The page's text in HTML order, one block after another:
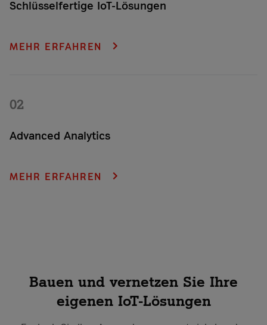
Schlüsselfertige IoT-Lösungen
sich nicht einschüchtern! Mit A1 Digital als IoT-Anbieter und
MEHR ERFAHREN
02
Advanced Analytics
unseren maßgeschneiderten Advanced-Analytics-
MEHR ERFAHREN
Bauen und vernetzen Sie Ihre
eigenen IoT-Lösungen